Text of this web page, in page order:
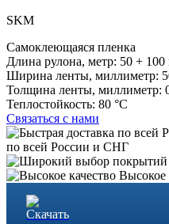
SKM
Самоклеющаяся пленка
Длина рулона, метр: 50 + 100
Ширина ленты, миллиметр:
Толщина ленты, миллиметр:
Теплостойкость: 80 °C
Связаться с нами
по всей России и СНГ
Высокое